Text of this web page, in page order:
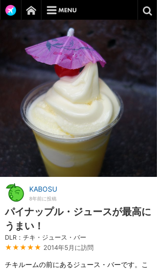
KABOSU
8年前に投稿
パイナップル・ジュースが最高に
うまい！
DLR：チキ・ジュース・バー
★★★★★ 2014年5月に訪問
チキルームの前にあるジュース・バーです。こ